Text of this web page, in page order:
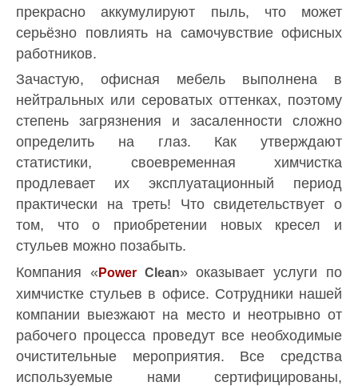
прекрасно аккумулируют пыль, что может
серьёзно повлиять на самочувствие офисных
работников.
Зачастую, офисная мебель выполнена в
нейтральных или сероватых оттенках, поэтому
степень загрязнения и засаленности сложно
определить на глаз. Как утверждают
статистики, своевременная химчистка
продлевает их эксплуатационный период
практически на треть! Что свидетельствует о
том, что о приобретении новых кресел и
стульев можно позабыть.
Компания « PowerClean» оказывает услуги по
химчистке стульев в офисе. Сотрудники нашей
компании выезжают на место и неотрывно от
рабочего процесса проведут все необходимые
очистительные мероприятия. Все средства
используемые нами сертифицированы,